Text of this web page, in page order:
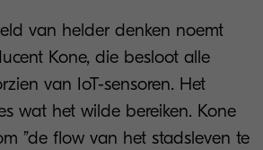
van helder denken noemt
Kone, die besloot alle
van IoT-sensoren. Het
wat het wilde bereiken. Kone
”de flow van het stadsleven te